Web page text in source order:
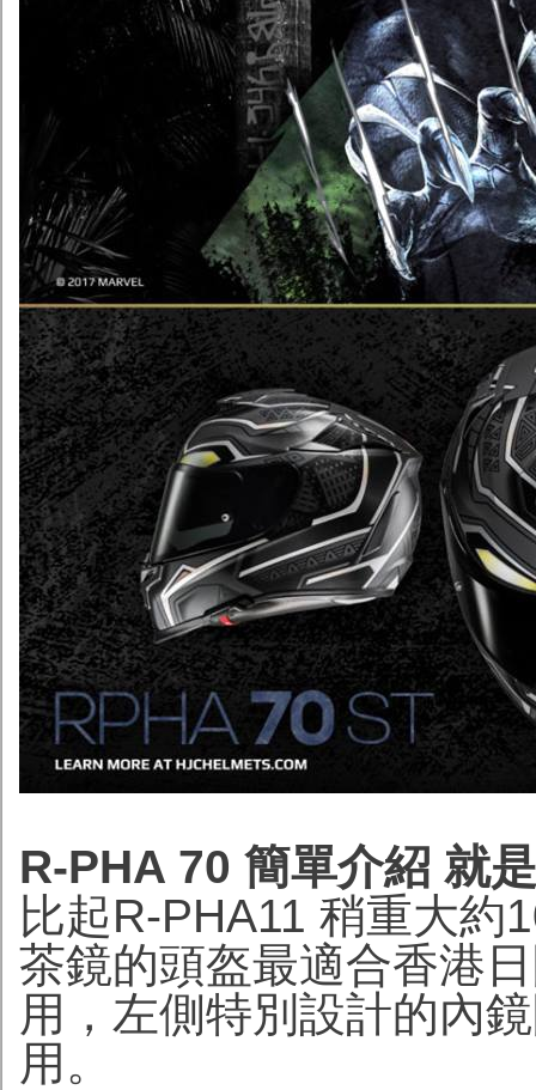
R-PHA 70 簡單介紹 就
比起R-PHA11 稍重大約
茶鏡的頭盔最適合香港
用，左側特別設計的內
用。